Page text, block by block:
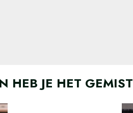
HEB JE HET GEMIST